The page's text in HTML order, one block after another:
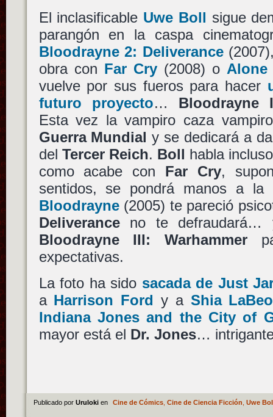
El inclasificable Uwe Boll sigue
parangón en la caspa
Bloodrayne 2: Deliverance
obra con Far Cry(2008) o
vuelve por sus fueros para hacer
futuro proyecto… Bloodrayne
Esta vez la vampiro caza
Guerra Mundial y se dedicará a
del Tercer Reich. Boll habla
como acabe con Far Cry,
sentidos, se pondrá manos a
Bloodrayne(2005) te pareció
Deliveranceno te defraudará…
Bloodrayne III: Warhammer
expectativas.
La foto ha sido sacada de Just
a Harrison Ford y a Shia
Indiana Jones and the City of
mayor está el Dr. Jones…
Publicado por Uruloki en Cine de Cómics, Cine de Ciencia Ficción Uwe